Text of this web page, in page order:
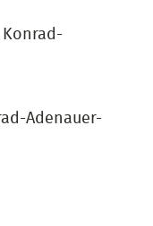
Konrad-
Adenauer-